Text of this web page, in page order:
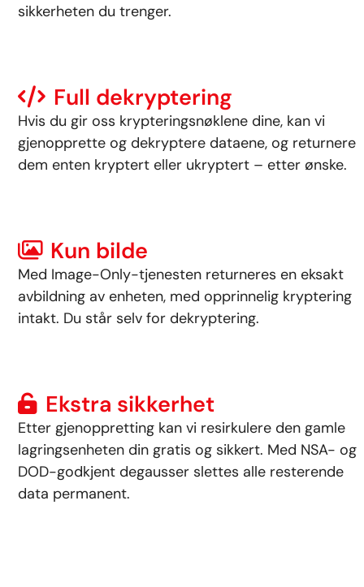
sikkerheten du trenger.
Full dekryptering
Hvis du gir oss krypteringsnøklene dine, kan vi
gjenopprette og dekryptere dataene, og returnere
dem enten kryptert eller ukryptert – etter ønske.
Kun bilde
Med Image-Only-tjenesten returneres en eksakt
avbildning av enheten, med opprinnelig kryptering
intakt. Du står selv for dekryptering.
Ekstra sikkerhet
Etter gjenoppretting kan vi resirkulere den gamle
lagringsenheten din gratis og sikkert. Med NSA- og
DOD-godkjent degausser slettes alle resterende
data permanent.